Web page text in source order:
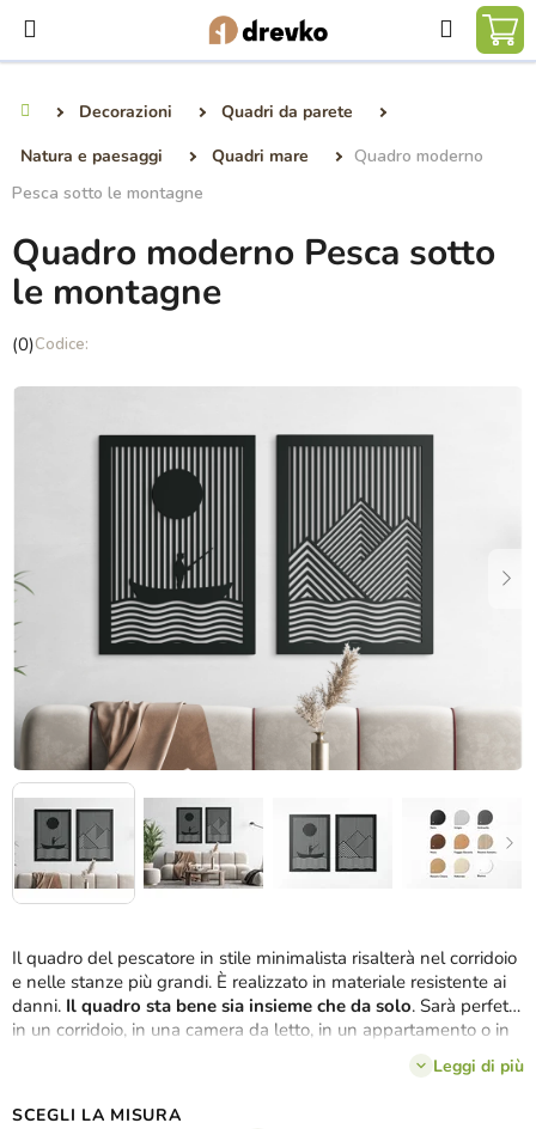
contenuto
Ricerca
Decorazioni
Quadri da parete
Natura e paesaggi
Quadri mare
Quadro moderno
Pesca sotto le montagne
Il quadro del pescatore in stile minimalista risalterà nel corridoio
e nelle stanze più grandi. È realizzato in materiale resistente ai
danni. Il quadro sta bene sia insieme che da solo. Sarà perfetta
in un corridoio, in una camera da letto, in un appartamento o in
Leggi di più
SCEGLI LA MISURA
Quadro moderno Pesca sotto
le montagne
La
media
(0)